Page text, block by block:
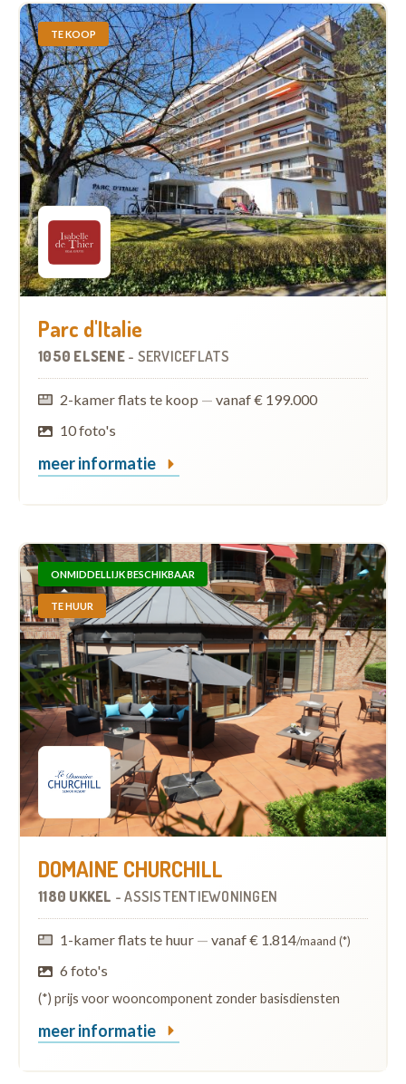
TE KOOP
Parc d'Italie
1050 ELSENE - SERVICEFLATS
2-kamer flats te koop — vanaf € 199.000
10 foto's
meer informatie
ONMIDDELLIJK BESCHIKBAAR
TE HUUR
DOMAINE CHURCHILL
1180 UKKEL -ASSISTENTIEWONINGEN
1-kamer flats te huur — vanaf € 1.814/maand (*)
6 foto's
(*) prijs voor wooncomponent zonder basisdiensten
meer informatie